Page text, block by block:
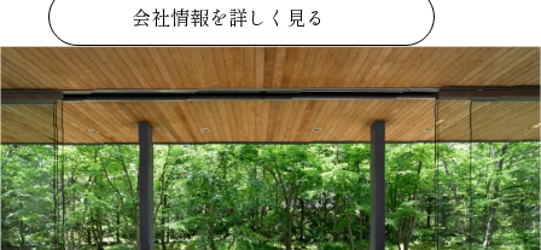
会社情報を詳しく見る